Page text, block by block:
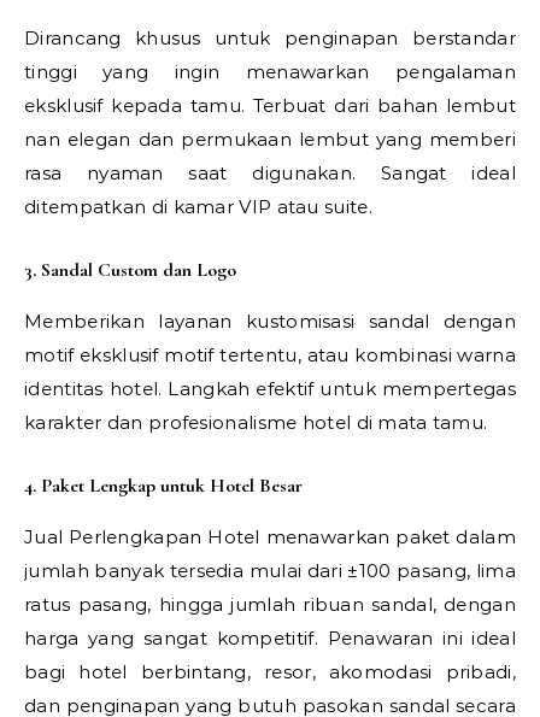
Dirancang khusus untuk penginapan berstandar
tinggi yang ingin menawarkan pengalaman
eksklusif kepada tamu. Terbuat dari bahan lembut
nan elegan dan permukaan lembut yang memberi
rasa nyaman saat digunakan. Sangat ideal
ditempatkan di kamar VIP atau suite.
3. Sandal Custom dan Logo
Memberikan layanan kustomisasi sandal dengan
motif eksklusif motif tertentu, atau kombinasi warna
identitas hotel. Langkah efektif untuk mempertegas
karakter dan profesionalisme hotel di mata tamu.
4. Paket Lengkap untuk Hotel Besar
Jual Perlengkapan Hotel menawarkan paket dalam
jumlah banyak tersedia mulai dari ±100 pasang, lima
ratus pasang, hingga jumlah ribuan sandal, dengan
harga yang sangat kompetitif. Penawaran ini ideal
bagi hotel berbintang, resor, akomodasi pribadi,
dan penginapan yang butuh pasokan sandal secara